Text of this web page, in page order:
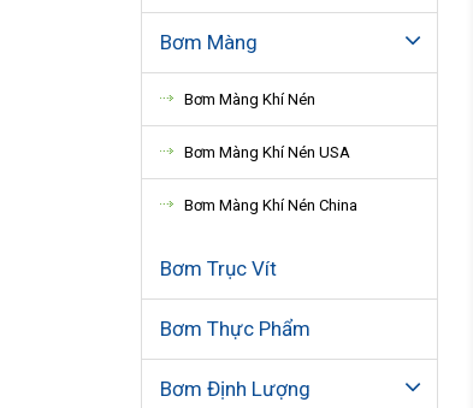
Bơm Màng
Bơm Màng Khí Nén
Bơm Màng Khí Nén USA
Bơm Màng Khí Nén China
Bơm Trục Vít
Bơm Thực Phẩm
Bơm Định Lượng